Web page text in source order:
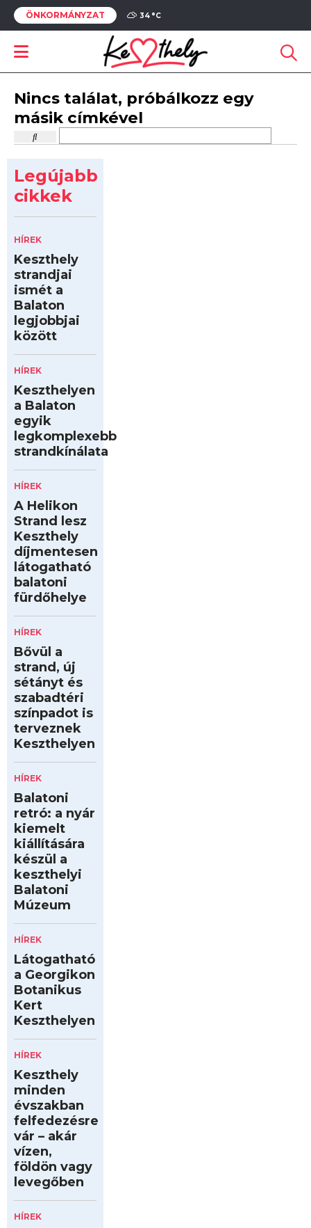
ÖNKORMÁNYZAT 34 °C
Nincs találat, próbálkozz egy
másik címkével
Legújabb
cikkek
HÍREK
Keszthely
strandjai
ismét a
Balaton
legjobbjai
között
HÍREK
Keszthelyen
a Balaton
egyik
legkomplexebb
strandkínálata
HÍREK
A Helikon
Strand lesz
Keszthely
díjmentesen
látogatható
balatoni
fürdőhelye
HÍREK
Bővül a
strand, új
sétányt és
szabadtéri
színpadot is
terveznek
Keszthelyen
HÍREK
Balatoni
retró: a nyár
kiemelt
kiállítására
készül a
keszthelyi
Balatoni
Múzeum
HÍREK
Látogatható
a Georgikon
Botanikus
Kert
Keszthelyen
HÍREK
Keszthely
minden
évszakban
felfedezésre
vár – akár
vízen,
földön vagy
levegőben
HÍREK